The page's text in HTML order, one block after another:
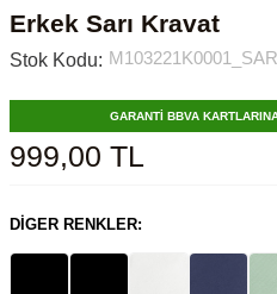
Erkek Sarı Kravat
Stok Kodu:
GARANTİ BBVA
999,00 TL
DIGER RENKLER: